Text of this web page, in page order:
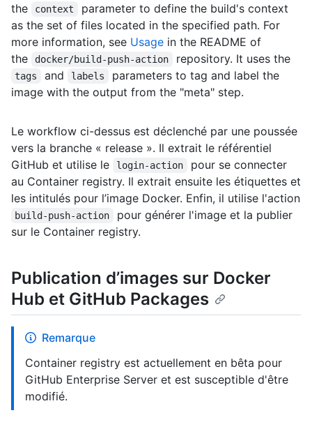
the context
parameter to define the build's context
as the set of files located in the specified path. For
more information, see Usage in the README of
the
docker/build-push-action repository. It uses the
tags and labels
parameters to tag and label the
image with the output from the "meta" step.
Le workflow ci-dessus est déclenché par une poussée
vers la branche « release ». Il extrait le référentiel
GitHub et utilise le
login-action
pour se connecter
au Container registry. Il extrait ensuite les étiquettes et
les intitulés pour l’image Docker. Enfin, il utilise l'action
build-push-action
pour générer l'image et la publier
sur le Container registry.
Publication d’images sur Docker
Hub et GitHub Packages
Remarque
Container registry est actuellement en bêta pour
GitHub Enterprise Server et est susceptible d'être
modifié.